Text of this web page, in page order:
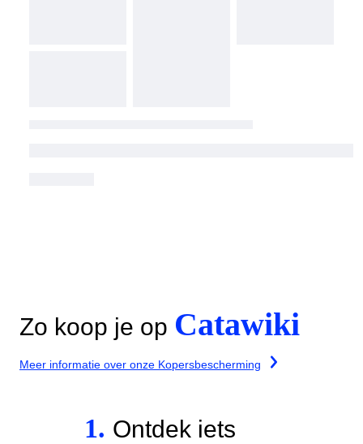
Zo koop je op Catawiki
Meer informatie over onze Kopersbescherming
1. Ontdek iets